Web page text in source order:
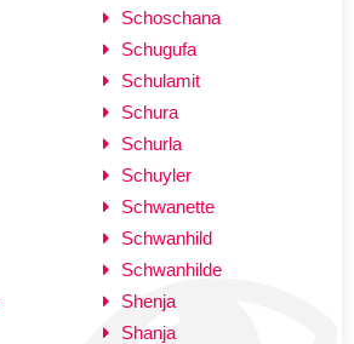
Schoschana
Schugufa
Schulamit
Schura
Schurla
Schuyler
Schwanette
Schwanhild
Schwanhilde
Shenja
Shanja